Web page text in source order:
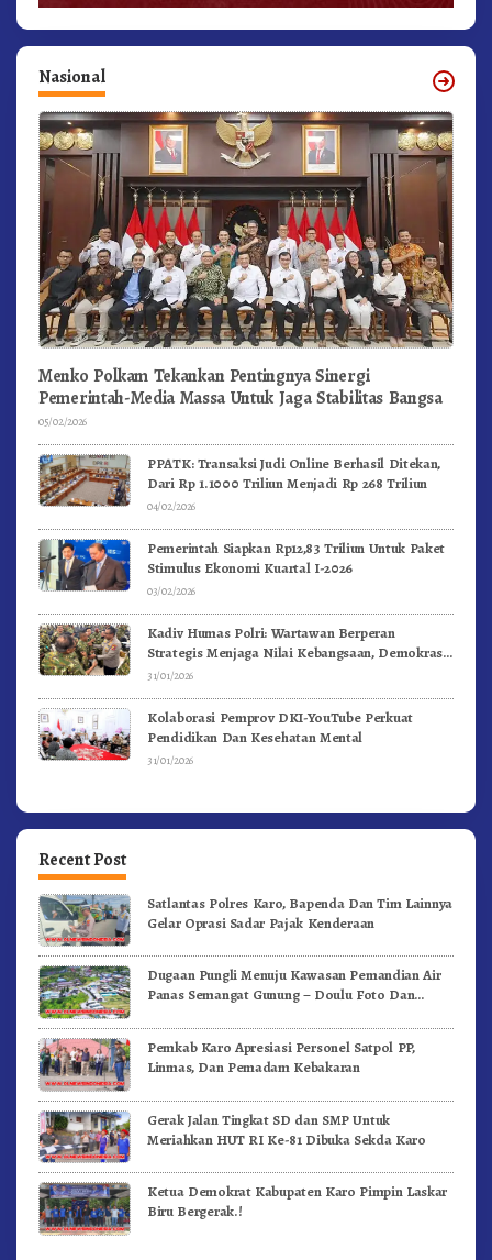
Nasional
Menko Polkam Tekankan Pentingnya Sinergi
Pemerintah-Media Massa Untuk Jaga Stabilitas Bangsa
05/02/2026
PPATK: Transaksi Judi Online Berhasil Ditekan,
Dari Rp 1.1000 Triliun Menjadi Rp 268 Triliun
04/02/2026
Pemerintah Siapkan Rp12,83 Triliun Untuk Paket
Stimulus Ekonomi Kuartal I-2026
03/02/2026
Kadiv Humas Polri: Wartawan Berperan
Strategis Menjaga Nilai Kebangsaan, Demokrasi,
dan NKRI
31/01/2026
Kolaborasi Pemprov DKI-YouTube Perkuat
Pendidikan Dan Kesehatan Mental
31/01/2026
Recent Post
Satlantas Polres Karo, Bapenda Dan Tim Lainnya
Gelar Oprasi Sadar Pajak Kenderaan
Dugaan Pungli Menuju Kawasan Pemandian Air
Panas Semangat Gunung – Doulu Foto Dan
Pemkab Karo Apresiasi Personel Satpol PP,
Linmas, Dan Pemadam Kebakaran
Gerak Jalan Tingkat SD dan SMP Untuk
Meriahkan HUT RI Ke-81 Dibuka Sekda Karo
Ketua Demokrat Kabupaten Karo Pimpin Laskar
Biru Bergerak.!